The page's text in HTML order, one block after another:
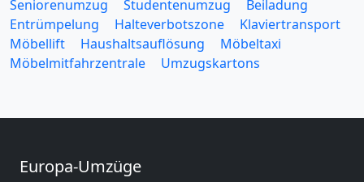
Seniorenumzug
Studentenumzug
Beiladung
Entrümpelung
Halteverbotszone
Klaviertransport
Möbellift
Haushaltsauflösung
Möbeltaxi
Möbelmitfahrzentrale
Umzugskartons
Europa-Umzüge